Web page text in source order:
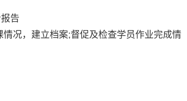
告
况，建立档案;督促及检查学员作业完成情